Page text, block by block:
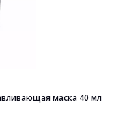
маска 40 мл